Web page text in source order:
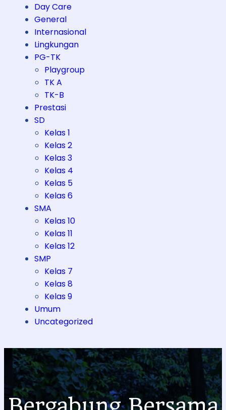
Day Care
General
Internasional
Lingkungan
PG-TK
Playgroup
TK A
TK-B
Prestasi
SD
Kelas 1
Kelas 2
Kelas 3
Kelas 4
Kelas 5
Kelas 6
SMA
Kelas 10
Kelas 11
Kelas 12
SMP
Kelas 7
Kelas 8
Kelas 9
Umum
Uncategorized